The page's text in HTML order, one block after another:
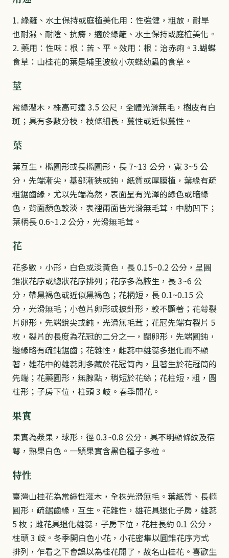
1. 綠籬、水土保持或庭植美化用：性強健，粗放，耐旱
也耐濕、耐陰、抗瘠，適於綠籬、水土保持或庭植美化。
2. 藥用：性味：根：苦、平。效用：根：治赤痢。3.蝴蝶
食草：山桂花的葉是埔里波紋小灰蝶幼蟲的食草。
莖
常綠灌木，株高可達 3.5 公尺，全體光滑無毛，樹皮有白
斑；具有多數分枝，枝條細長，蔓性或近似蔓性。
葉
葉互生，橢圓形或長橢圓形，長 7~13 公分，寬 3~5 公
分，先端漸尖，基部漸狹或鈍，紙質或厚膜植，葉緣有疏
粗鋸齒緣，尤以先端為然，表面呈有光澤的綠色或暗綠
色，背面顏色較淡，表裡兩面皆光滑無毛茸，中肋凹下；
葉柄長 0.6~1.2 公分，光滑無毛茸。
花
花多數，小形，白色或淡黃色，長 0.15~0.2 公分，呈圓
錐狀花序或總狀花序排列；花序多為腋生，長 3~6 公
分，帶黑褐色或近似黑褐色；花柄短，長 0.1~0.15 公
分，光滑無毛；小苞片卵形或披針形，較不顯著；花萼裂
片卵形，先端銳尖或鈍，光滑無毛茸；花冠先端有裂片 5
枚，裂片的長度為花冠的二分之一，闊卵形，先端圓鈍，
邊緣略有疏鈍鋸齒；花雜性，雌蕊中雄蕊多退化而不顯
著，雄花中的雄蕊則多藏於花冠筒內，且著生於花冠筒的
先端；花藥圓形，無腺點，稍短於花絲；花柱短，粗，圓
柱形；子房下位，柱頭 3 岐。春季開花。
果實
果實為漿果，球形，徑 0.3~0.8 公分，具不明顯條紋及宿
萼，熟果白色。一顆果實含黑色種子多粒。
特性
臺灣山桂花為常綠性灌木，全株光滑無毛。葉紙質、長橢
圓形，疏鋸齒緣，互生。花雜性，雄花具退化子房，雄蕊
5 枚；雌花具退化雄蕊，子房下位，花柱長約 0.1 公分，
柱頭 3 歧。冬季開白色小花，小花密集以圓錐花序方式
排列，乍看之下會誤以為桂花開了，故名山桂花。喜歡生